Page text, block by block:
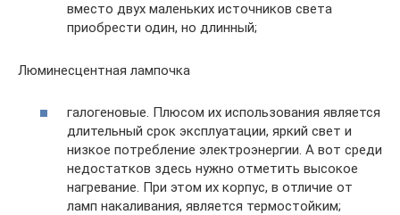
вместо двух маленьких источников света
приобрести один, но длинный;
Люминесцентная лампочка
галогеновые. Плюсом их использования является
длительный срок эксплуатации, яркий свет и
низкое потребление электроэнергии. А вот среди
недостатков здесь нужно отметить высокое
нагревание. При этом их корпус, в отличие от
ламп накаливания, является термостойким;